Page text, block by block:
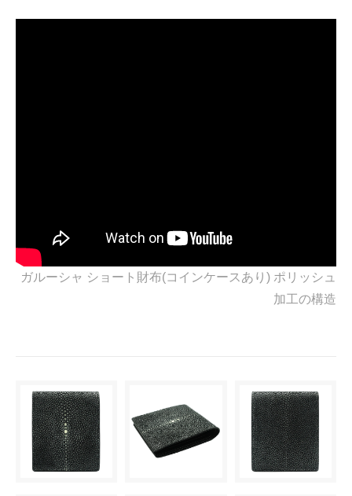
ガルーシャ ショート財布(コインケースあり) ポリッシュ
加工の構造